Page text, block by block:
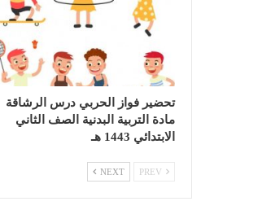
تحضير فواز الحربي درس الرشاقة
مادة التربية البدنية الصف الثاني
الابتدائي 1443 هـ
NEXT